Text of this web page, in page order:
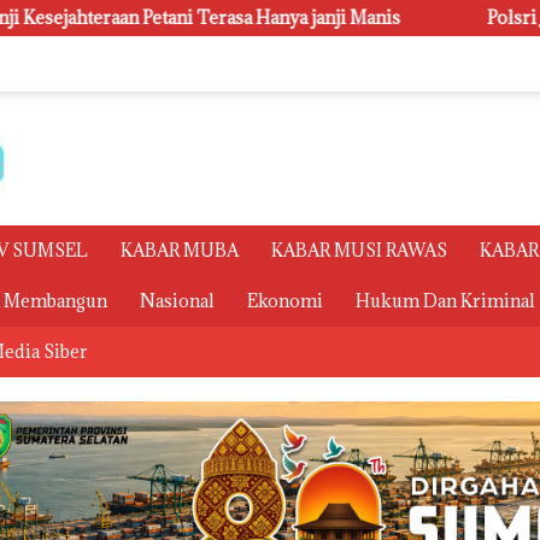
janji Manis Polsri Juara Umum PORSENI XV,
SUMSEL KABAR MUBA KABAR MUSI RAWAS
Membangun Nasional Ekonomi Hukum Dan Kriminal
Siber